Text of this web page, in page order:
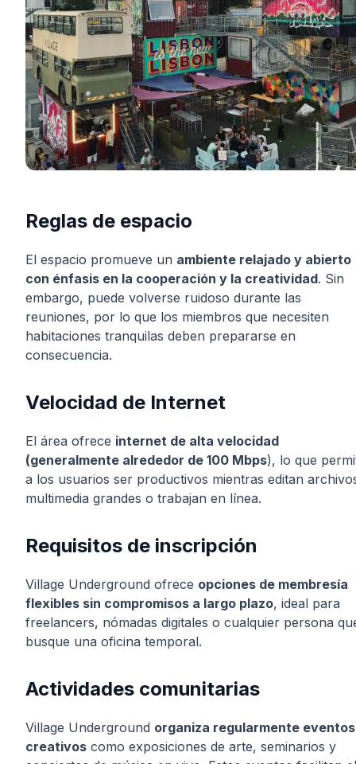
Reglas de espacio
El espacio promueve un ambiente relajado y abierto
con énfasis en la cooperación y la creatividad. Sin
embargo, puede volverse ruidoso durante las
reuniones, por lo que los miembros que necesiten
habitaciones tranquilas deben prepararse en
consecuencia.
Velocidad de Internet
El área ofrece internet de alta velocidad
(generalmente alrededor de 100 Mbps), lo que
a los usuarios ser productivos mientras editan
multimedia grandes o trabajan en línea.
Requisitos de inscripción
Village Underground ofrece opciones de membresía
flexibles sin compromisos a largo plazo, ideal para
freelancers, nómadas digitales o cualquier persona
busque una oficina temporal.
Actividades comunitarias
Village Underground organiza regularmente eventos
creativos como exposiciones de arte, seminarios y